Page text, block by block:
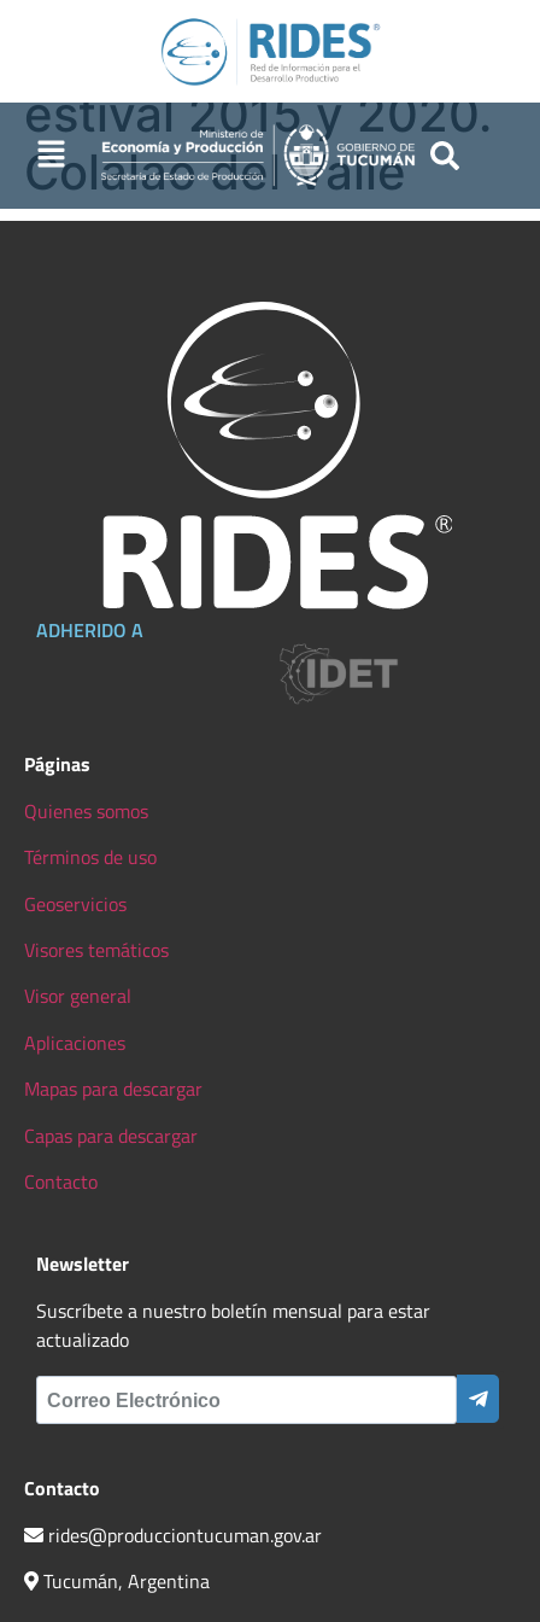
Desnudo. Periodo
estival 2015 y 2020.
Colalao del Valle
ADHERIDO A
Páginas
Quienes somos
Términos de uso
Geoservicios
Visores temáticos
Visor general
Aplicaciones
Mapas para descargar
Capas para descargar
Contacto
Newsletter
Suscríbete a nuestro boletín mensual para estar
actualizado
Contacto
rides@producciontucuman.gov.ar
Tucumán, Argentina